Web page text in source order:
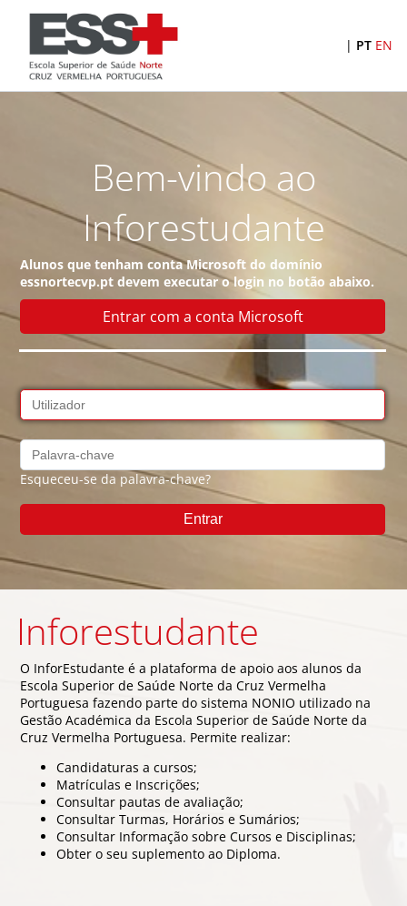
| PT EN
Bem-vindo ao
Inforestudante
Alunos que tenham contaMicrosoft do domínio
essnortecvp.pt devem executar o login no botão abaixo.
Entrar com a conta Microsoft
Esqueceu-se da palavra-chave?
Inforestudante
O InforEstudante é a plataforma de apoio aos alunos da
Escola Superior de Saúde Norte da Cruz Vermelha
Portuguesa fazendo parte do sistema NONIO utilizado na
Gestão Académica da Escola Superior de Saúde Norte da
Cruz Vermelha Portuguesa. Permite realizar:
Candidaturas a cursos;
Matrículas e Inscrições;
Consultar pautas de avaliação;
Consultar Turmas, Horários e Sumários;
Consultar Informação sobre Cursos e Disciplinas;
Obter o seu suplemento ao Diploma.